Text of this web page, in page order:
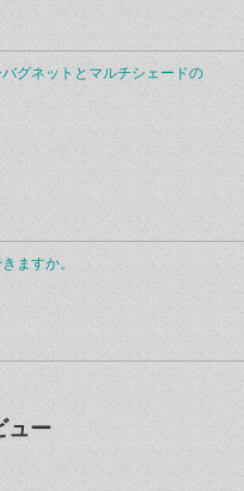
バグネットとマルチシェードの
ますか。
ュー